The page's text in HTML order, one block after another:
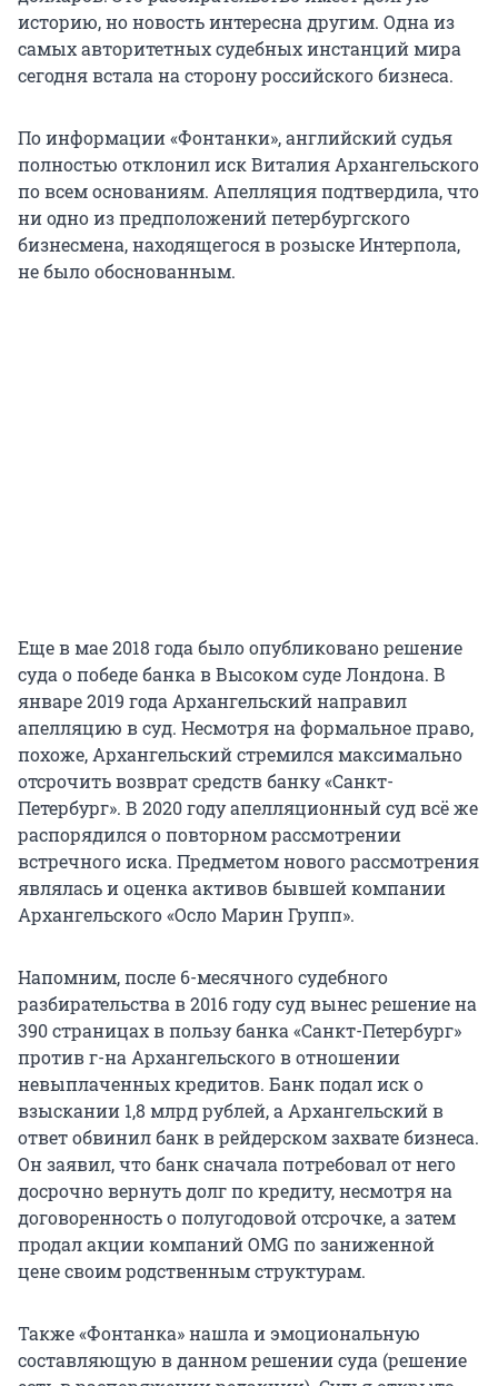
историю, но новость интересна другим. Одна из
самых авторитетных судебных инстанций мира
сегодня встала на сторону российского бизнеса.
По информации «Фонтанки», английский судья
полностью отклонил иск Виталия Архангельского
по всем основаниям. Апелляция подтвердила, что
ни одно из предположений петербургского
бизнесмена, находящегося в розыске Интерпола,
не было обоснованным.
Еще в мае 2018 года было опубликовано решение
суда о победе банка в Высоком суде Лондона. В
январе 2019 года Архангельский направил
апелляцию в суд. Несмотря на формальное право,
похоже, Архангельский стремился максимально
отсрочить возврат средств банку «Санкт-
Петербург». В 2020 году апелляционный суд всё же
распорядился о повторном рассмотрении
встречного иска. Предметом нового рассмотрения
являлась и оценка активов бывшей компании
Архангельского «Осло Марин Групп».
Напомним, после 6-месячного судебного
разбирательства в 2016 году суд вынес решение на
390 страницах в пользу банка «Санкт-Петербург»
против г-на Архангельского в отношении
невыплаченных кредитов. Банк подал иск о
взыскании 1,8 млрд рублей, а Архангельский в
ответ обвинил банк в рейдерском захвате бизнеса.
Он заявил, что банк сначала потребовал от него
досрочно вернуть долг по кредиту, несмотря на
договоренность о полугодовой отсрочке, а затем
продал акции компаний OMG по заниженной
цене своим родственным структурам.
Также «Фонтанка» нашла и эмоциональную
составляющую в данном решении суда (решение